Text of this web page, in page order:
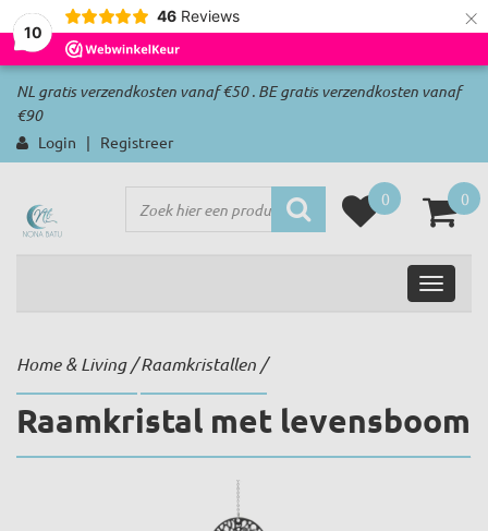
10
46 Reviews ×
NL gratis verzendkosten vanaf €50 . BE gratis verzendkosten vanaf
€90
Login | Registreer
0 0
Home & Living/Raamkristallen /
Raamkristal met levensboom